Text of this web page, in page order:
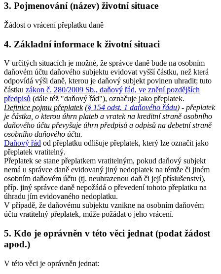
3. Pojmenování (název) životní situace
Žádost o vrácení přeplatku daně
4. Základní informace k životní situaci
V určitých situacích je možné, že správce daně bude na osobním
daňovém účtu daňového subjektu evidovat vyšší částku, než která
odpovídá výši daně, kterou je daňový subjekt povinen uhradit; tuto
částku zákon č. 280/2009 Sb., daňový řád, ve znění pozdějších
předpisů (dále též "daňový řád"), označuje jako přeplatek.
Definice pojmu přeplatek(§ 154 odst. 1 daňového řádu) - přeplatek
je částka, o kterou úhrn plateb a vratek na kreditní straně osobního
daňového účtu převyšuje úhrn předpisů a odpisů na debetní straně
osobního daňového účtu.
Daňový řád od přeplatku odlišuje přeplatek, který lze označit jako
přeplatek vratitelný.
Přeplatek se stane přeplatkem vratitelným, pokud daňový subjekt
nemá u správce daně evidovaný jiný nedoplatek na témže či jiném
osobním daňovém účtu (tj. neuhrazenou daň či její příslušenství),
příp. jiný správce daně nepožádá o převedení tohoto přeplatku na
úhradu jím evidovaného nedoplatku.
V případě, že daňovému subjektu vznikne na osobním daňovém
účtu vratitelný přeplatek, může požádat o jeho vrácení.
5. Kdo je oprávněn v této věci jednat (podat žádost
apod.)
V této věci je oprávněn jednat: